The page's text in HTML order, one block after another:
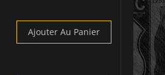
Ajouter Au Panier